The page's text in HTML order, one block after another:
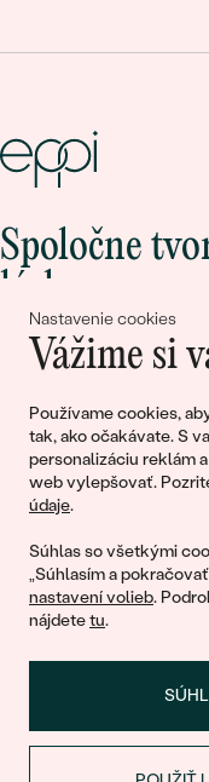
Nastavenie cookies
Vážime si
Používame cookies,
tak, ako očakávate. S
personalizáciu reklám
web vylepšovať.
údaje.
Súhlas so všetkými
„Súhlasím a
nastavení volieb.
nájdetetu.
Spoločne
lásky
Pripojte sa k nám!
© 2011 - 2026, Eppi.sk